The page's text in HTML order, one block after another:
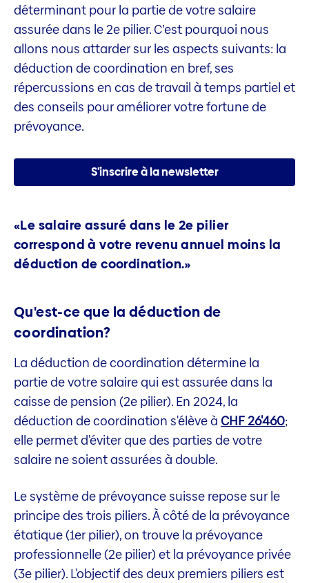
déterminant pour la partie de votre salaire
assurée dans le 2e pilier. C’est pourquoi nous
allons nous attarder sur les aspects suivants: la
déduction de coordination en bref, ses
répercussions en cas de travail à temps partiel et
des conseils pour améliorer votre fortune de
prévoyance.
S'inscrire à la newsletter
«Le salaire assuré dans le 2e pilier
correspond à votre revenu annuel moins la
déduction de coordination.»
Qu'est-ce que la déduction de
coordination?
La déduction de coordination détermine la
partie de votre salaire qui est assurée dans la
caisse de pension (2e pilier). En 2024, la
déduction de coordination s'élève à CHF 26'460;
elle permet d'éviter que des parties de votre
salaire ne soient assurées à double.
Le système de prévoyance suisse repose sur le
principe des trois piliers. À côté de la prévoyance
étatique (1er pilier), on trouve la prévoyance
professionnelle (2e pilier) et la prévoyance privée
(3e pilier). L'objectif des deux premiers piliers est